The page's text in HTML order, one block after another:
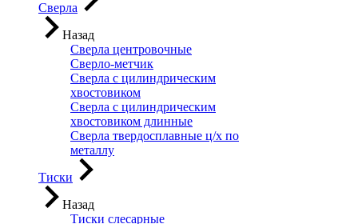
Сверла
Назад
Сверла центровочные
Сверло-метчик
Сверла с цилиндрическим
хвостовиком
Сверла с цилиндрическим
хвостовиком длинные
Сверла твердосплавные ц/х по
металлу
Тиски
Назад
Тиски слесарные